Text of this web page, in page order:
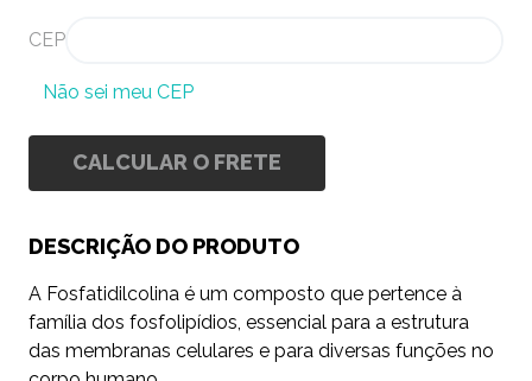
CEP
Não sei meu CEP
CALCULAR O FRETE
DESCRIÇÃO DO PRODUTO
A Fosfatidilcolina é um composto que pertence à
família dos fosfolipídios, essencial para a estrutura
das membranas celulares e para diversas funções no